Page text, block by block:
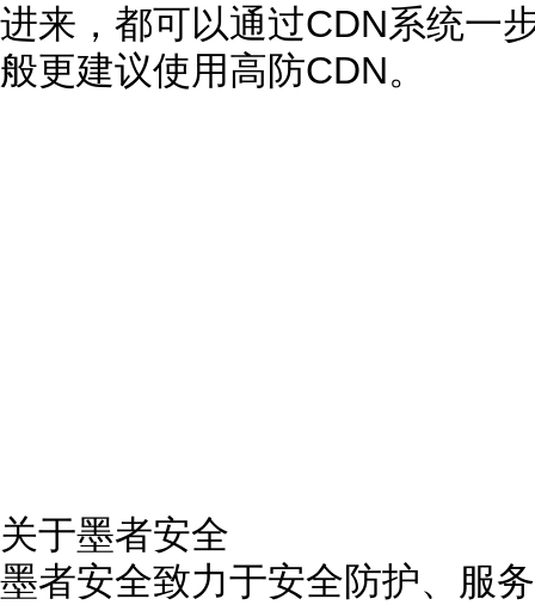
进来，都可以通过CDN系统一
般更建议使用高防CDN。
关于墨者安全
墨者安全致力于安全防护、服